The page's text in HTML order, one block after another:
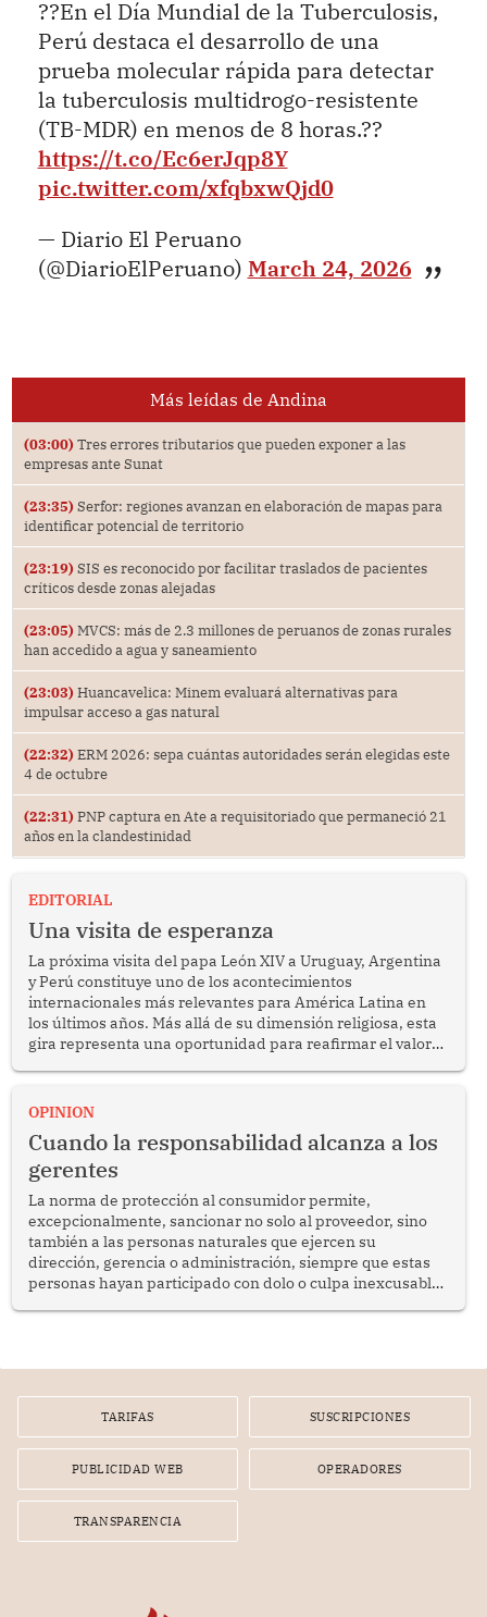
??En el Día Mundial de la Tuberculosis,
Perú destaca el desarrollo de una
prueba molecular rápida para detectar
la tuberculosis multidrogo-resistente
(TB-MDR) en menos de 8 horas.??
https://t.co/Ec6erJqp8Y
pic.twitter.com/xfqbxwQjd0
— Diario El Peruano
(@DiarioElPeruano) March 24, 2026
Más leídas de Andina
(03:00) Tres errores tributarios que pueden exponer a las
empresas ante Sunat
(23:35) Serfor: regiones avanzan en elaboración de mapas para
identificar potencial de territorio
(23:19) SIS es reconocido por facilitar traslados de pacientes
críticos desde zonas alejadas
(23:05) MVCS: más de 2.3 millones de peruanos de zonas rurales
han accedido a agua y saneamiento
(23:03) Huancavelica: Minem evaluará alternativas para
impulsar acceso a gas natural
(22:32) ERM 2026: sepa cuántas autoridades serán elegidas este
4 de octubre
(22:31) PNP captura en Ate a requisitoriado que permaneció 21
años en la clandestinidad
EDITORIAL
Una visita de esperanza
La próxima visita del papa León XIV a Uruguay, Argentina
y Perú constituye uno de los acontecimientos
internacionales más relevantes para América Latina en
los últimos años. Más allá de su dimensión religiosa, esta
gira representa una oportunidad para reafirmar el valor
enfrenta desafíos en materia de desarrollo, cohesión
OPINION
Cuando la responsabilidad alcanza a los
gerentes
La norma de protección al consumidor permite,
excepcionalmente, sancionar no solo al proveedor, sino
también a las personas naturales que ejercen su
dirección, gerencia o administración, siempre que estas
personas hayan participado con dolo o culpa inexcusable
por la frustrada realización de un meet and greet con
TARIFAS SUSCRIPCIONES
PUBLICIDAD WEB OPERADORES
TRANSPARENCIA